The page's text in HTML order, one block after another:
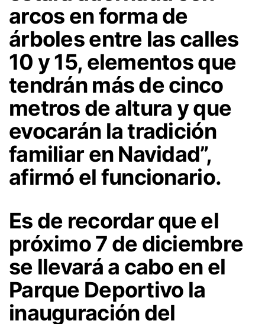
arcos en forma de
árboles entre las calles
10 y 15, elementos que
tendrán más de cinco
metros de altura y que
evocarán la tradición
familiar en Navidad”,
afirmó el funcionario.
Es de recordar que el
próximo 7 de diciembre
se llevará a cabo en el
Parque Deportivo la
inauguración del